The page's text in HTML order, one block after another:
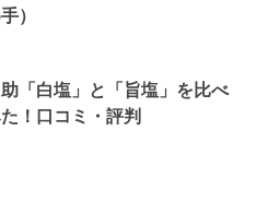
）
「白塩」と「旨塩」を比べ
！口コミ・評判